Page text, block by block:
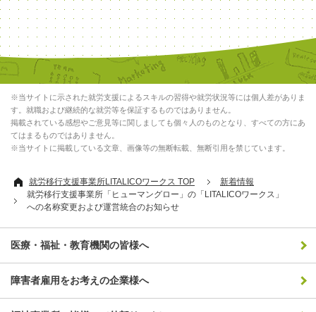
※当サイトに示された就労支援によるスキルの習得や就労状況等には個人差がありま
す。就職および継続的な就労等を保証するものではありません。
掲載されている感想やご意見等に関しましても個々人のものとなり、すべての方にあ
てはまるものではありません。
※当サイトに掲載している文章、画像等の無断転載、無断引用を禁じています。
就労移行支援事業所LITALICOワークス TOP
新着情報
就労移行支援事業所「ヒューマングロー」の「LITALICOワークス」
への名称変更および運営統合のお知らせ
医療・福祉・教育機関の皆様へ
障害者雇用をお考えの企業様へ